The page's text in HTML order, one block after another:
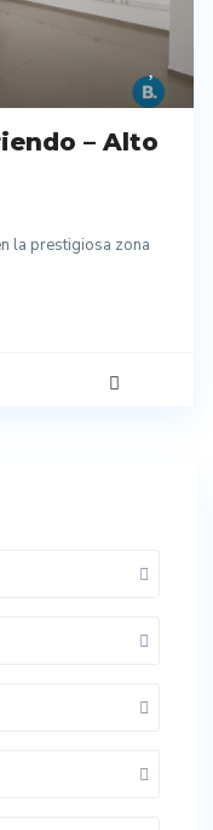
– Alto
la prestigiosa zona